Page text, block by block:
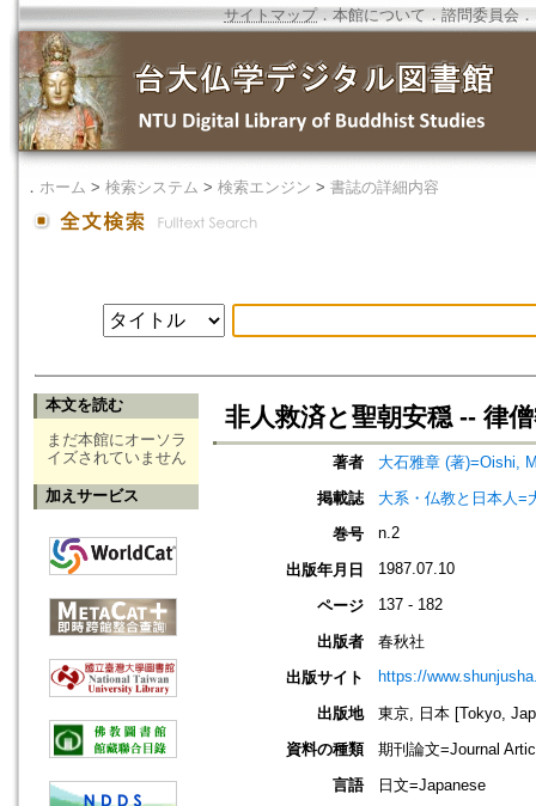
サイトマップ．本館について ． 諮問委員会 ．
． ホーム > 検索システム > 検索エンジン > 書誌の詳細内容
本文を読む
まだ本館にオーソラ
イズされていません
加えサービス
非人救済と聖朝安穏 -- 律
著者
大石雅章 (著)=Oishi,
掲載誌
大系・仏教と日本人=
巻号
n.2
出版年月日 1987.07.10
ページ 137 - 182
出版者
春秋社
出版サイト
https://
出版地
東京, 日本 [Tokyo,
資料の種類
期刊論文=Journal
言語
日文=Japanese